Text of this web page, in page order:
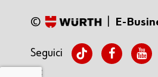
© E-
facebook
tiktok